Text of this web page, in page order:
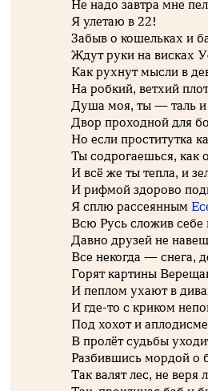
Не надо завтра мне
Я улетаю в 22!
Забыв о кошельках и
Ждут руки на висках
Как рухнут мысли в
На робкий, ветхий
Душа моя, ты — таль и
Двор проходной для
Но если проститутка
Ты содрогаешься, как
И всё же ты тепла, и
И рифмой здорово
Я сплю рассеянным
Всю Русь сложив себе
Давно друзей не
Все некогда — снега,
Горят картины
И пеплом ухают в
И где-то с криком
Под хохот и
В пролёт судьбы
Разбившись мордой о
Так валят лес, не веря